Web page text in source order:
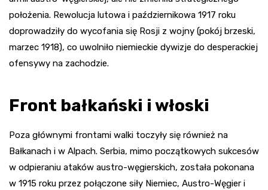
położenia. Rewolucja lutowa i październikowa 1917 roku
doprowadziły do wycofania się Rosji z wojny (pokój brzeski,
marzec 1918), co uwolniło niemieckie dywizje do desperackiej
ofensywy na zachodzie.
Front bałkański i włoski
Poza głównymi frontami walki toczyły się również na
Bałkanach i w Alpach. Serbia, mimo początkowych sukcesów
w odpieraniu ataków austro-węgierskich, została pokonana
w 1915 roku przez połączone siły Niemiec, Austro-Węgier i